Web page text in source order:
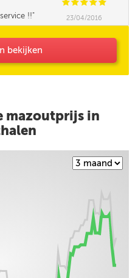
CCCCC
!!
23/04/2016
bekijken
mazoutprijs in